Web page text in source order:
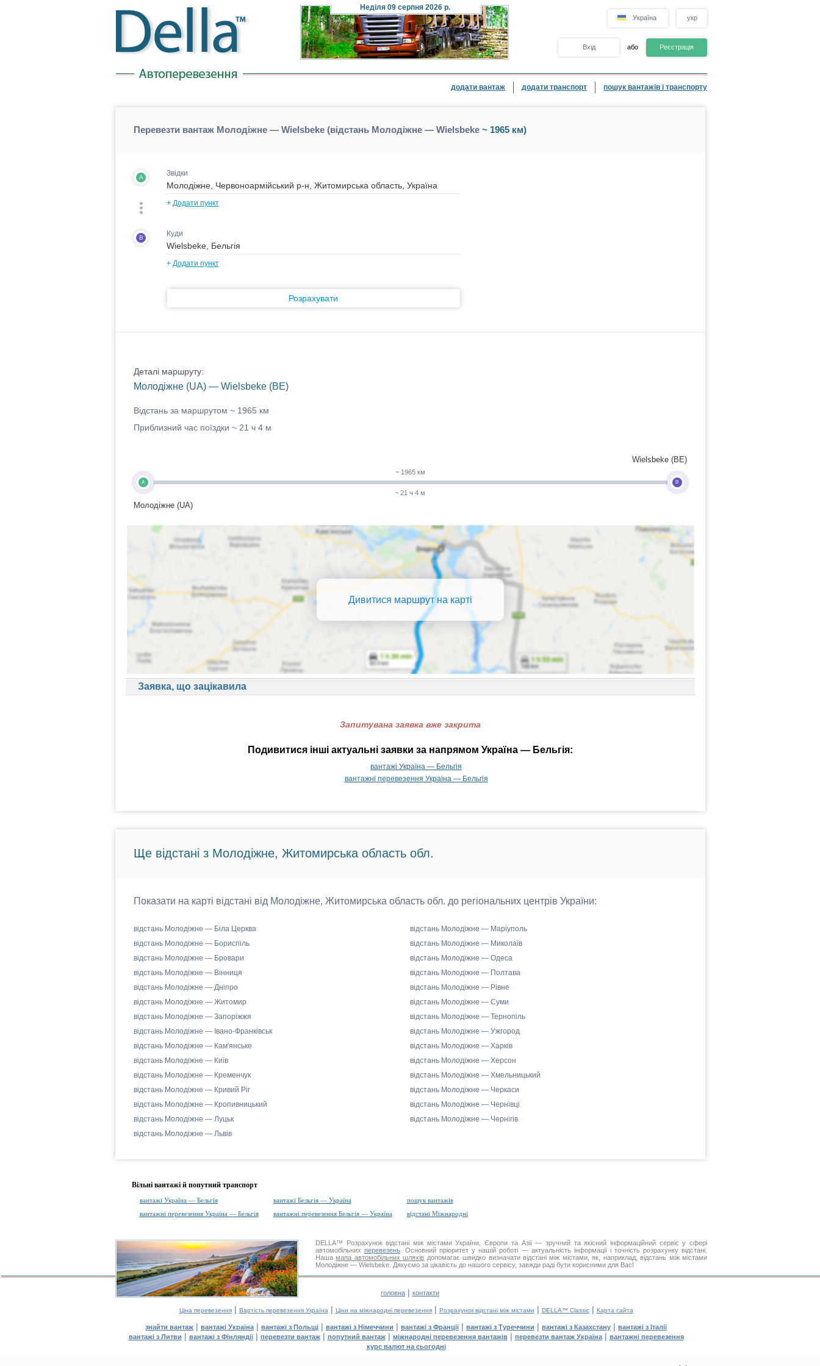
Неділя 09 серпня 2026 р.
Україна укр
Вхід або Реєстрація
додати вантаж додати транспорт пошук вантажів і транспорту
Перевезти вантаж Молодіжне — Wielsbeke (відстань Молодіжне — Wielsbeke~ 1965 км)
A Звідки
+ Додати пункт
B Куди
+ Додати пункт
Розрахувати
Деталі маршруту:
Молодіжне (UA) — Wielsbeke (BE)
Відстань за маршрутом ~ 1965 км
Приблизний час поїздки ~ 21 ч 4 м
A
Молодіжне (UA)
~ 1965 км
~ 21 ч 4 м
B
Wielsbeke (BE)
Дивитися маршрут на карті
Заявка, що зацікавила
Запитувана заявка вже закрита
Подивитися інші актуальні заявки за напрямом Україна — Бельгія:
вантажі Україна — Бельгія
вантажні перевезення Україна — Бельгія
Ще відстані з Молодіжне, Житомирська область обл.
Показати на карті відстані від Молодіжне, Житомирська область обл. до регіональних центрів України:
відстань Молодіжне — Біла Церква
відстань Молодіжне — Бориспіль
відстань Молодіжне — Бровари
відстань Молодіжне — Вінниця
відстань Молодіжне — Дніпро
відстань Молодіжне — Житомир
відстань Молодіжне — Запоріжжя
відстань Молодіжне — Івано-Франківськ
відстань Молодіжне — Кам'янське
відстань Молодіжне — Київ
відстань Молодіжне — Кременчук
відстань Молодіжне — Кривий Ріг
відстань Молодіжне — Кропивницький
відстань Молодіжне — Луцьк
відстань Молодіжне — Львів
відстань Молодіжне — Маріуполь
відстань Молодіжне — Миколаїв
відстань Молодіжне — Одеса
відстань Молодіжне — Полтава
відстань Молодіжне — Рівне
відстань Молодіжне — Суми
відстань Молодіжне — Тернопіль
відстань Молодіжне — Ужгород
відстань Молодіжне — Харків
відстань Молодіжне — Херсон
відстань Молодіжне — Хмельницький
відстань Молодіжне — Черкаси
відстань Молодіжне — Чернівці
відстань Молодіжне — Чернігів
Вільні вантажі й попутний транспорт
вантажі Україна — Бельгія вантажі Бельгія — Україна
пошук вантажів
вантажні перевезення Україна — Бельгія
вантажні перевезення Бельгія — Україна відстані Міжнародні
DELLA™ Розрахунок відстані між містами України, Європи та Азії — зручний та якісний інформаційний сервіс у сфері
автомобільнихперевезень . Основний пріоритет у нашій роботі — актуальність інформації і точність розрахунку відстані.
Нашамапа автомобільних шляхів допомагає швидко визначати відстані між містами, як, наприклад, відстань між містами
Молодіжне — Wielsbeke. Дякуємо за цікавість до нашого сервісу, завжди раді бути корисними для Вас!
головна | контакти
Ціна перевезення| Вартість перевезення Україна | Ціни на міжнародні перевезення| Розрахунок відстані між містами | DELLA™ Classic| Карта сайта
знайти вантаж | вантажі Україна | вантажі з Польщі | вантажі з Німеччини | вантажі з Франції| вантажі з Туреччини | вантажі з Казахстану | вантажі з Італії
вантажі з Литви | вантажі з Фінляндії| перевезти вантаж| попутний вантаж| міжнародні перевезення вантажів| перевезти вантаж Україна| вантажні перевезення
курс валют на сьогодні